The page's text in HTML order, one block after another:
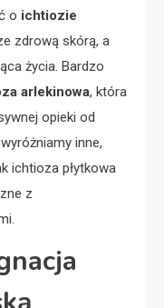
o ichtiozie
zdrową skórą, a
życia. Bardzo
arlekinowa, która
opieki od
inne,
ichtioza płytkowa
z